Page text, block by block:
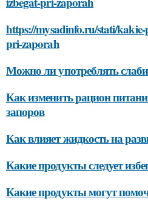
https://mysadinfo.ru/stati/
pri-zaporah
Можно ли употреблять
Как изменить рацион
запоров
Как влияет жидкость на
Какие продукты следует
Какие продукты могут